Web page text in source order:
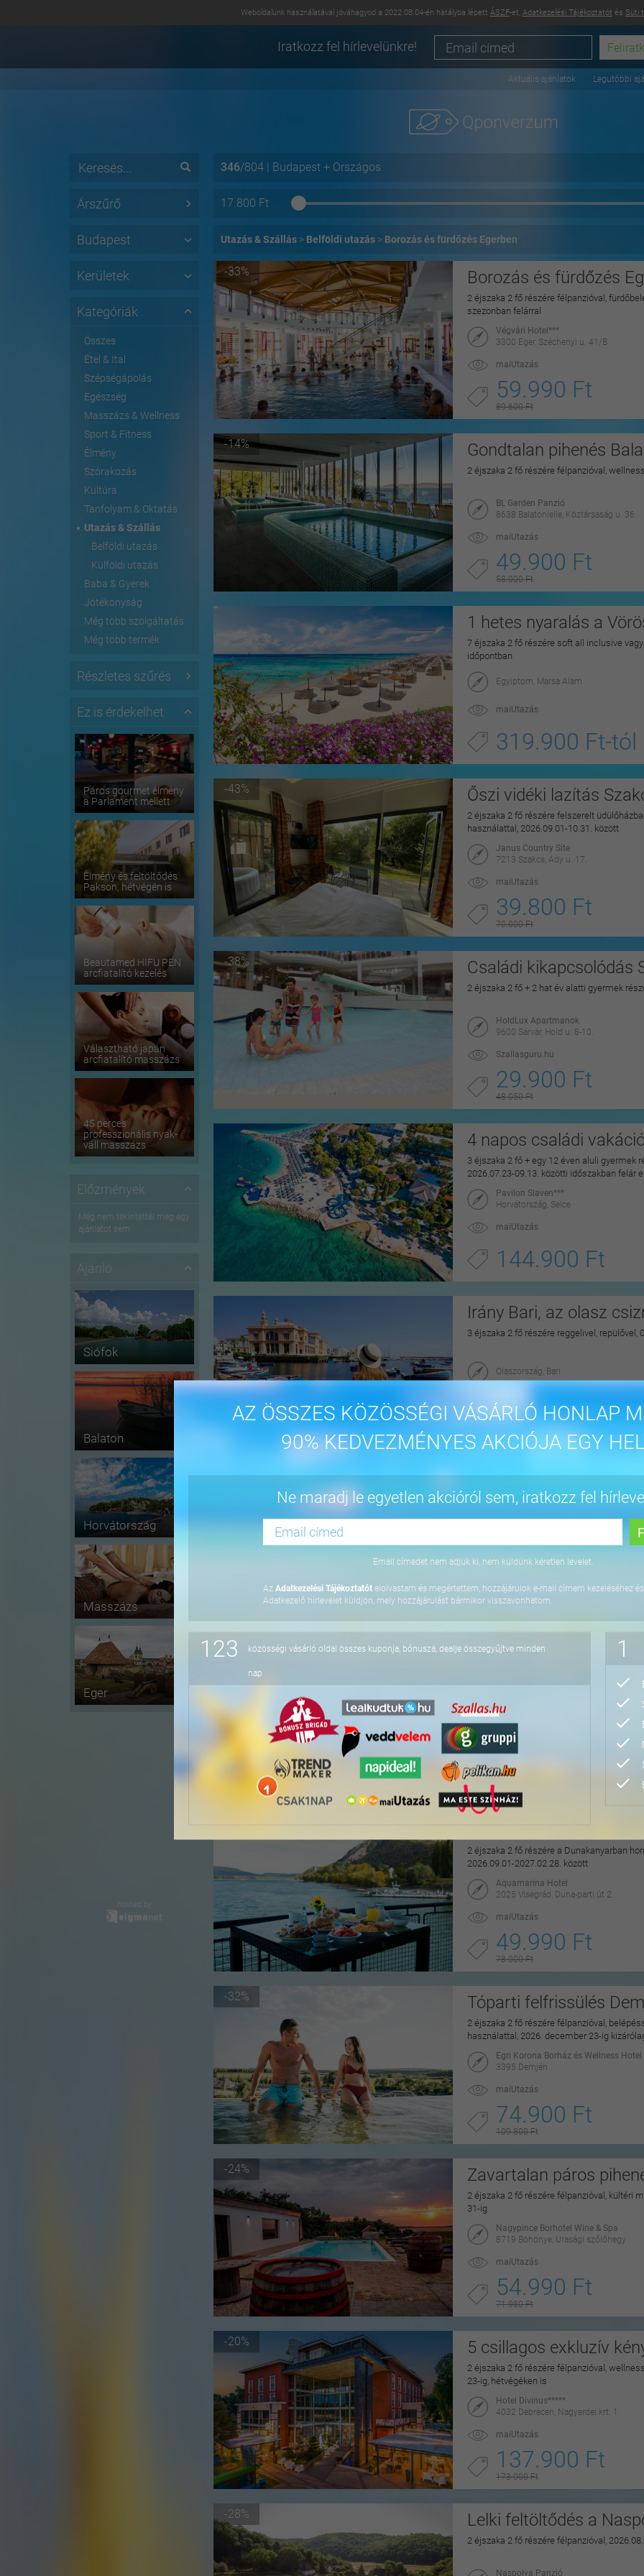
Weboldalunk használatával jóváhagyod a 2022.08.04-én hatályba lépett ÁSZF-et, Adatkezelési Tájékoztatót és Süti
Iratkozz fel hírlevelünkre!
AZ ÖSSZES KÖZÖSSÉGI VÁSÁRLÓ HONLAP
90% KEDVEZMÉNYES AKCIÓJA EGY
Ne maradj le egyetlen akcióról sem, iratkozz fel
Email címedet nem adjuk ki, nem küldünk kéretlen levelet.
Az Adatkezelési Tájékoztatót elolvastam és megértettem, hozzájárulok e-mail címem kezeléséhez
Adatkezelő hírlevelet küldjön, mely hozzájárulást bármikor visszavonhatom.
123 közösségi vásárló oldal összes kuponja, bónusza, dealje összegyűjtve minden
nap
1
Aktuális ajánlatok Legutóbbi
Árszűrő
Budapest
Kerületek
Kategóriák
Összes
Étel & Ital
Szépségápolás
Egészség
Masszázs & Wellness
Sport & Fitness
Élmény
Szórakozás
Kultúra
Tanfolyam & Oktatás
Utazás & Szállás
Belföldi utazás
Külföldi utazás
Baba & Gyerek
Jótékonyság
Még több szolgáltatás
Még több termék
Részletes szűrés
Ez is érdekelhet
Páros gourmet élmény
a Parlament mellett
Élmény és feltöltődés
Pakson, hétvégén is
Beautamed HIFU PEN
arcfiatalító kezelés
Választható japán
arcfiatalító masszázs
45 perces
professzionális nyak-
váll masszázs
Előzmények
Még nem tekintettél meg egy
ajánlatot sem
Ajánló
Siófok
Balaton
Horvátország
Masszázs
Eger
hosted by
346/804 | Budapest + Országos
17.800 Ft
Utazás & Szállás Belföldi utazás Borozás és fürdőzés Egerben
-33% Borozás és fürdőzés
2 éjszaka 2 fő részére félpanzióval,
szezonban felárral
Végvári Hotel***
3300 Eger, Széchenyi u. 41/B
maiUtazás
59.990 Ft
89.600 Ft
-14% Gondtalan pihenés
2 éjszaka 2 fő részére félpanzióval,
BL Garden Panzió
8638 Balatonlelle, Köztársaság u. 36.
maiUtazás
49.900 Ft
58.000 Ft
1 hetes nyaralás a
7 éjszaka 2 fő részére soft all inclusive
időpontban
Egyiptom, Marsa Alam
maiUtazás
319.900 Ft-tól
-43% Őszi vidéki lazítás
2 éjszaka 2 fő részére felszerelt
használattal, 2026.09.01-10.31. között
Janus Country Site
7213 Szakcs, Ady u. 17.
maiUtazás
39.800 Ft
70.000 Ft
-38% Családi kikapcsolódás
2 éjszaka 2 fő + 2 hat év alatti gyermek
HoldLux Apartmanok
9600 Sárvár, Hold u. 8-10.
Szallasguru.hu
29.900 Ft
48.050 Ft
4 napos családi
3 éjszaka 2 fő + egy 12 éven aluli gyermek
2026.07.23-09.13. közötti időszakban felár
Pavilon Slaven***
Horvátország, Selce
maiUtazás
144.900 Ft
Irány Bari, az olasz
3 éjszaka 2 fő részére reggelivel, repülővel,
Olaszország, Bari
175.900 Ft-tól
-16%
3 éjszaka 2 fő részére önellátással, 2027.
64.800 Ft
-41% Pihentető napok
2 éjszaka 2 fő részére félpanzióval, az
Hotel Írisz
4431 Nyíregyháza, Szódaház u. 10.
maiUtazás
69.900 Ft
Hangulatos pihenés a
2 éjszaka 2 fő részére a Dunakanyarban
2026.09.01-2027.02.28. között
Aquamarina Hotel
2025 Visegrád, Duna-parti út 2.
maiUtazás
49.990 Ft
78.000 Ft
-32% Tóparti felfrissülés
2 éjszaka 2 fő részére félpanzióval,
használattal, 2026. december 23-ig
Egri Korona Borház és Wellness Hotel
3395 Demjén
maiUtazás
74.900 Ft
109.800 Ft
-24% Zavartalan páros
2 éjszaka 2 fő részére félpanzióval, kültéri
31-ig
Nagypince Borhotel Wine & Spa
8719 Böhönye, Urasági szőlőhegy
maiUtazás
54.990 Ft
71.980 Ft
-20% 5 csillagos exkluzív
2 éjszaka 2 fő részére félpanzióval,
23-ig, hétvégéken is
Hotel Divinus*****
4032 Debrecen, Nagyerdei krt. 1.
maiUtazás
137.900 Ft
173.000 Ft
-28% Lelki feltöltődés a
2 éjszaka 2 fő részére félpanzióval,
Naspolya Panzió